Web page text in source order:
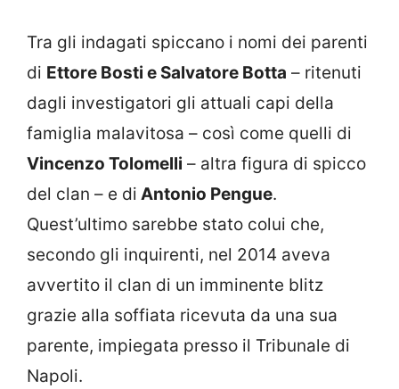
Tra gli indagati spiccano i nomi dei parenti
di Ettore Bosti e Salvatore Botta – ritenuti
dagli investigatori gli attuali capi della
famiglia malavitosa – così come quelli di
Vincenzo Tolomelli – altra figura di spicco
del clan – e di Antonio Pengue.
Quest’ultimo sarebbe stato colui che,
secondo gli inquirenti, nel 2014 aveva
avvertito il clan di un imminente blitz
grazie alla soffiata ricevuta da una sua
parente, impiegata presso il Tribunale di
Napoli.